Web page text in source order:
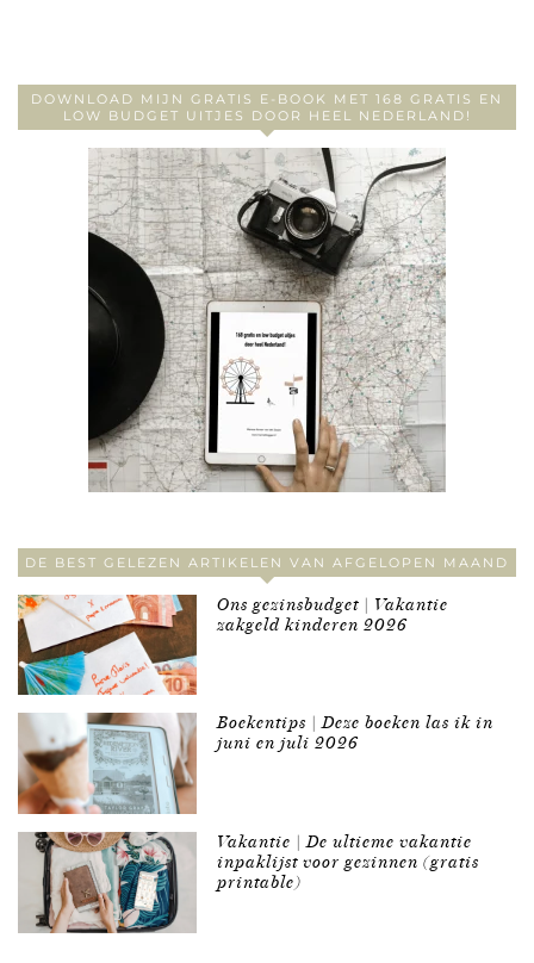
DOWNLOAD MIJN GRATIS E-BOOK MET 168 GRATIS EN
LOW BUDGET UITJES DOOR HEEL NEDERLAND!
DE BEST GELEZEN ARTIKELEN VAN AFGELOPEN MAAND
Ons gezinsbudget | Vakantie
zakgeld kinderen 2026
Boekentips | Deze boeken las ik in
juni en juli 2026
Vakantie | De ultieme vakantie
inpaklijst voor gezinnen (gratis
printable)